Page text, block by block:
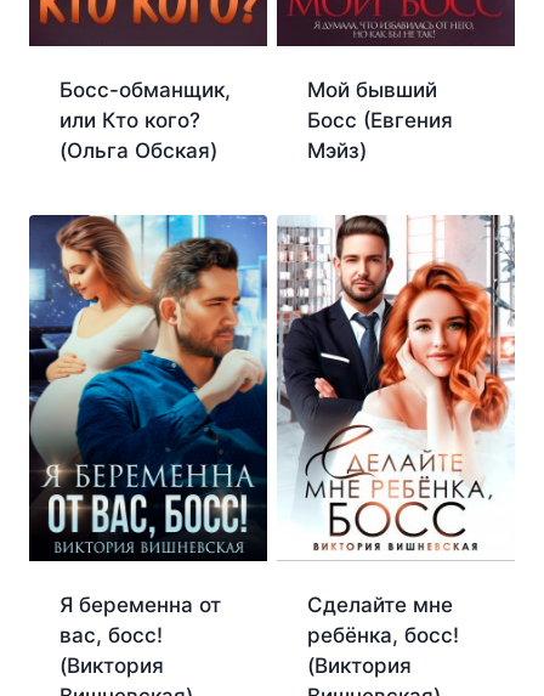
Босс-обманщик,
или Кто кого?
(Ольга Обская)
Мой бывший
Босс (Евгения
Мэйз)
Я беременна от
вас, босс!
(Виктория
Сделайте мне
ребёнка, босс!
(Виктория